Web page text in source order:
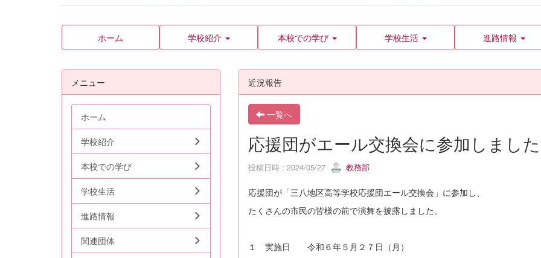
ホーム 学校紹介 本校での学び 学校生活 進路情報
近況報告
一覧へ
応援団がエール交換会に参加しまし
投稿日時 : 2024/05/27 教務部
応援団が「三八地区高等学校応援団エール交換会」に参加し、
たくさんの市民の皆様の前で演舞を披露しました。
１ 実施日 令和６年５月２７日（月）
メニュー
ホーム
学校紹介
本校での学び
学校生活
進路情報
関連団体